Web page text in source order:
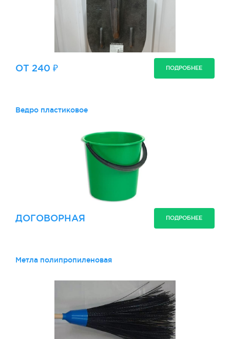
ОТ 240 ₽ ПОДРОБНЕЕ
Ведро пластиковое
ДОГОВОРНАЯ ПОДРОБНЕЕ
Метла полипропиленовая